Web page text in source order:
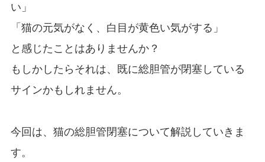
い」
「猫の元気がなく、白目が黄色い気がする」
と感じたことはありませんか？
もしかしたらそれは、既に総胆管が閉塞している
サインかもしれません。
今回は、猫の総胆管閉塞について解説していきま
す。